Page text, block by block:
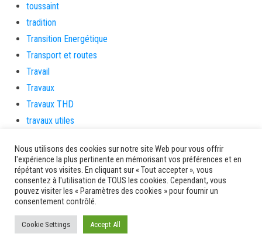
toussaint
tradition
Transition Energétique
Transport et routes
Travail
Travaux
Travaux THD
travaux utiles
TZCLD
uncategorized
Venir en Martinique
Video
vidététladjéko
Vie Municipale
Nous utilisons des cookies sur notre site Web pour vous offrir
l'expérience la plus pertinente en mémorisant vos préférences et en
répétant vos visites. En cliquant sur « Tout accepter », vous
consentez à l'utilisation de TOUS les cookies. Cependant, vous
pouvez visiter les « Paramètres des cookies » pour fournir un
consentement contrôlé.
Cookie Settings Accept All